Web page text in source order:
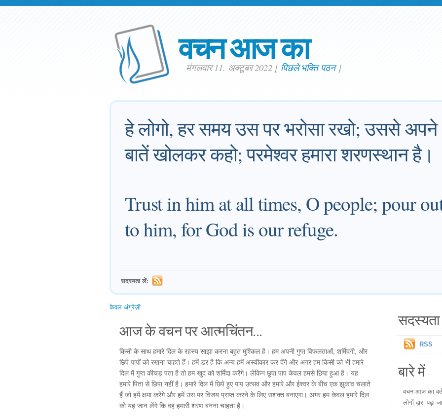
वचन आज का
मंगलवार 11. अक्टूबर 2022 [ पिछले भक्ति पठन]
हे लोगो, हर समय उस पर भरोसा रखो; उससे
बातें खोलकर कहो; परमेश्वर हमारा शरणस्थान है।
Trust in him at all times, O people; pour
to him, for God is our refuge.
सदस्यता लें:
केवल अंग्रेज़ी
आज के वचन पर आत्मचिंतन...
किसी के साथ हमारे दिल के रहस्य साझा करना बहुत मुश्किल है। हम अपनी गुप्त विफलताओं, शर्मिंदगी, और
छिपे पापों को रखना चाहते हैं। हमें डर है कि अन्य हमें अस्वीकार कर देंगे और अगर हम किसी को भी हमारे
दिल में गुप्त कीचड़ पता है तो हम खुद को शर्मिंदा करेंगे। लेकिन छुपा पाप केवल हमसे छिपा हुआ है। यह
हमारे पिता से छिपा नहीं है। हमारे दिल में छिपे हुए पाप उत्सव और हमारे और ईश्वर के बीच एक झुकाव चलाते
हैं जो हमें क्षमा करेंगे और हमें उस पर विजय प्राप्त करने के लिए सशक्त बनाएगा। अगर हम केवल हमारे दिल
को यह जान लेंगे कि वह हमारी शरण बनना चाहता है।
RSS
बारे में
वचन आज का
लोगों द्वारा पढ़ा